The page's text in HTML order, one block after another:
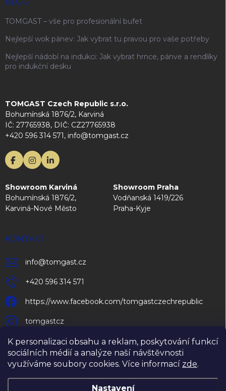
K personalizaci obsahu a reklam, poskytování funkcí
sociálních médií a analýze naší návštěvnosti
využíváme soubory cookies. Více informací zde.
Nastavení
TOMGAST – vše pro profesionální bufet
Nejlepší wok pánev: Jak vybrat tu pravou pro vaše potřeby
Nejlepší nádobí na indukci: Jak vybrat hrnce, pánve a rendlíky
pro indukční desku
TOMGAST Czech Republic s.r.o.
Bohumínská 1876/2, Karviná
IČ: 27765938, DIČ: CZ27765938
+420 596 314 571, info@tomgast.cz
Showroom Karviná
Bohumínská 1876/2,
Karviná-Nové Město
Showroom Praha
Vodňanská 1419/226
Praha-Kyje
KONTAKT
info@tomgast.cz
+420 596 314 571
https://www.facebook.com/tomgastczechrepublic
tomgastcz